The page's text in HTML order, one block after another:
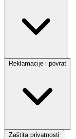
Reklamacije i povrat
Zaštita privatnosti